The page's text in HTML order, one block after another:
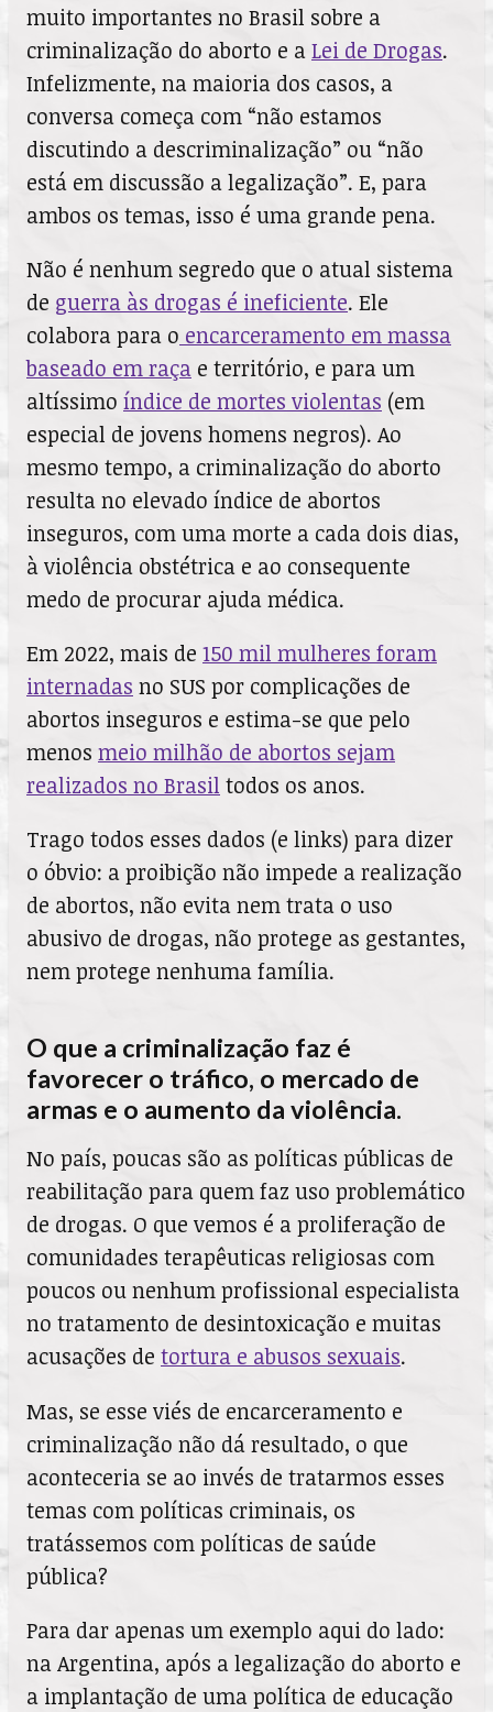
muito importantes no Brasil sobre a
criminalização do aborto e aLei de Drogas.
Infelizmente, na maioria dos casos, a
conversa começa com “não estamos
discutindo a descriminalização” ou “não
está em discussão a legalização”. E, para
ambos os temas, isso é uma grande pena.
Não é nenhum segredo que o atual sistema
de guerra às drogas é ineficiente. Ele
colabora para o encarceramento em massa
baseado em raça e território, e para um
altíssimo índice de mortes violentas (em
especial de jovens homens negros). Ao
mesmo tempo, a criminalização do aborto
resulta no elevado índice de abortos
inseguros, com uma morte a cada dois dias,
à violência obstétrica e ao consequente
medo de procurar ajuda médica.
Em 2022, mais de 150 mil mulheres foram
internadas no SUS por complicações de
abortos inseguros e estima-se que pelo
menos meio milhão de abortos sejam
realizados no Brasil todos os anos.
Trago todos esses dados (e links) para dizer
o óbvio: a proibição não impede a realização
de abortos, não evita nem trata o uso
abusivo de drogas, não protege as gestantes,
nem protege nenhuma família.
O que a criminalização faz é
favorecer o tráfico, o mercado de
armas e o aumento da violência.
No país, poucas são as políticas públicas de
reabilitação para quem faz uso problemático
de drogas. O que vemos é a proliferação de
comunidades terapêuticas religiosas com
poucos ou nenhum profissional especialista
no tratamento de desintoxicação e muitas
acusações de tortura e abusos sexuais.
Mas, se esse viés de encarceramento e
criminalização não dá resultado, o que
aconteceria se ao invés de tratarmos esses
temas com políticas criminais, os
tratássemos com políticas de saúde
pública?
Para dar apenas um exemplo aqui do lado:
na Argentina, após a legalização do aborto e
a implantação de uma política de educação